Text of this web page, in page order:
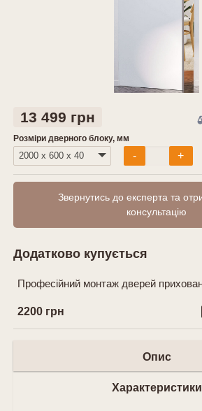
13 499 грн
Розміри дверного блоку, мм
- +
Звернутись до експерта та
консультацію
Додатково купується
Професійний монтаж дверей
2200 грн
Опис
Характеристики